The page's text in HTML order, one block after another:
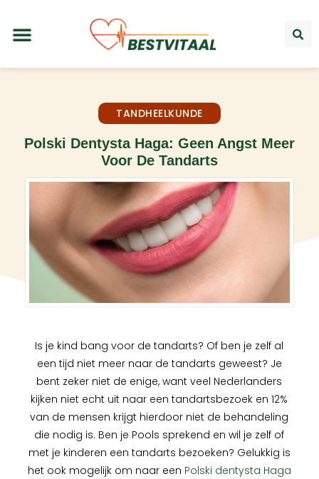
TANDHEELKUNDE
Polski Dentysta Haga: Geen Angst Meer
Voor De Tandarts
Is je kind bang voor de tandarts? Of ben je zelf al
een tijd niet meer naar de tandarts geweest? Je
bent zeker niet de enige, want veel Nederlanders
kijken niet echt uit naar een tandartsbezoek en 12%
van de mensen krijgt hierdoor niet de behandeling
die nodig is. Ben je Pools sprekend en wil je zelf of
met je kinderen een tandarts bezoeken? Gelukkig is
het ook mogelijk om naar een Polski dentysta Haga